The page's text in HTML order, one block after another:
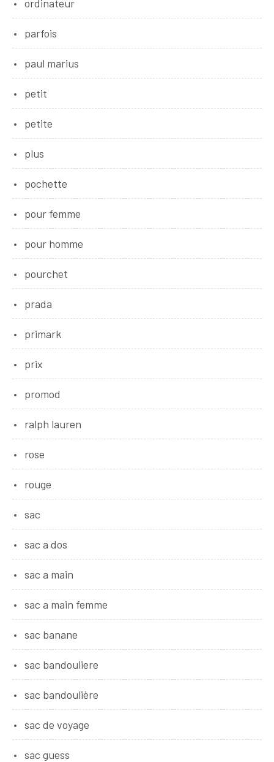
ordinateur
parfois
paul marius
petit
petite
plus
pochette
pour femme
pour homme
pourchet
prada
primark
prix
promod
ralph lauren
rose
rouge
sac
sac a dos
sac a main
sac a main femme
sac banane
sac bandouliere
sac bandoulière
sac de voyage
sac guess